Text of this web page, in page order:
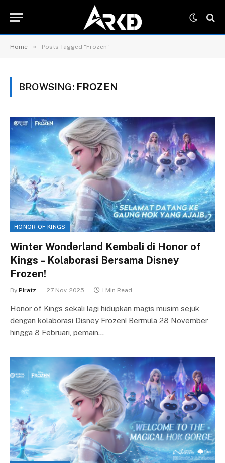
Home » Posts Tagged "Frozen"
BROWSING: FROZEN
HONOR OF KINGS
Winter Wonderland Kembali di Honor of
Kings – Kolaborasi Bersama Disney
Frozen!
By Piratz 27 Nov, 2025 1 Min Read
Honor of Kings sekali lagi hidupkan magis musim sejuk
dengan kolaborasi Disney Frozen! Bermula 28 November
hingga 8 Februari, pemain…